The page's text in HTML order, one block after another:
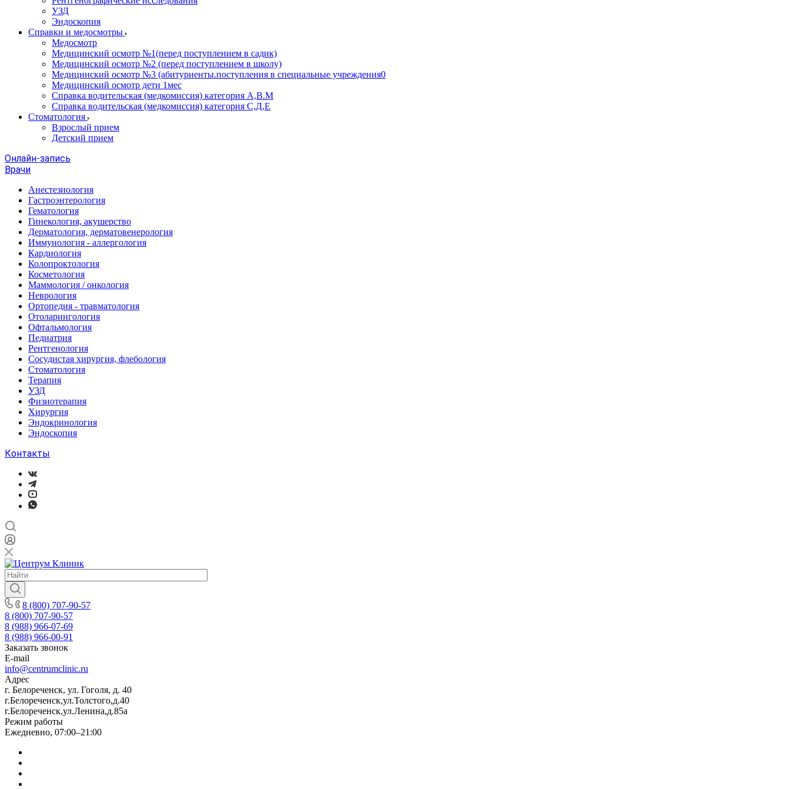
УЗД
Эндоскопия
Справки и медосмотры
Медосмотр
Медицинский осмотр №1(перед поступлением в садик)
Медицинский осмотр №2 (перед поступлением в школу)
Медицинский осмотр №3 (абитуриенты.поступления в специальные учреждения0
Медицинский осмотр дети 1мес
Справка водительская (медкомиссия) категория А,В.М
Справка водительская (медкомиссия) категория С,Д,Е
Стоматология
Взрослый прием
Детский прием
Онлайн-запись
Врачи
Анестезиология
Гастроэнтерология
Гематология
Гинекология, акушерство
Дерматология, дерматовенерология
Иммунология - аллергология
Кардиология
Колопроктология
Косметология
Маммология / онкология
Неврология
Ортопедия - травматология
Отоларингология
Офтальмология
Педиатрия
Рентгенология
Сосудистая хирургия, флебология
Стоматология
Терапия
УЗД
Физиотерапия
Хирургия
Эндокринология
Эндоскопия
Контакты
8 (800) 707-90-57
8 (800) 707-90-57
8 (988) 966-07-69
8 (988) 966-00-91
Заказать звонок
E-mail
info@centrumclinic.ru
Адрес
г. Белореченск, ул. Гоголя, д. 40
г.Белореченск,ул.Толстого,д.40
г.Белореченск,ул.Ленина,д.85а
Режим работы
Ежедневно, 07:00–21:00